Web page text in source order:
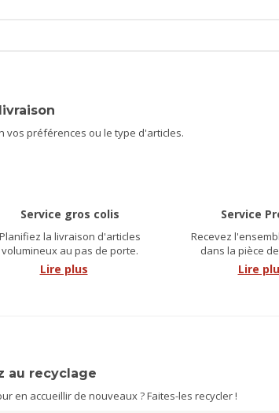
vos préférences ou le type d'articles.
Service gros colis
Planifiez la livraison d'articles
volumineux au pas de porte.
Lire plus
Service
Recevez
dans la pièce
Lire
au recyclage
en accueillir de nouveaux ? Faites-les recycler !